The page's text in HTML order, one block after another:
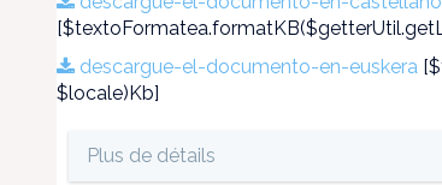
descargue-el-documento-en-euskera
$locale)Kb]
Plus de détails